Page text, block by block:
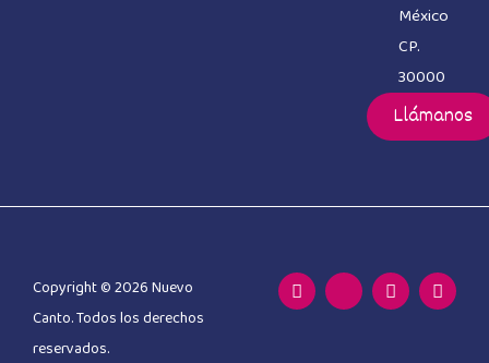
México
CP.
30000
Llámanos
Copyright © 2026 Nuevo
Canto. Todos los derechos
reservados.